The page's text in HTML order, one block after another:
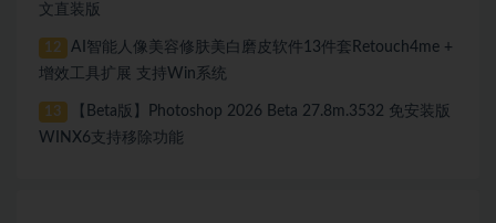
文直装版
12
AI智能人像美容修肤美白磨皮软件13件套Retouch4me +
增效工具扩展 支持Win系统
13
【Beta版】Photoshop 2026 Beta 27.8m.3532 免安装版
WINX6支持移除功能